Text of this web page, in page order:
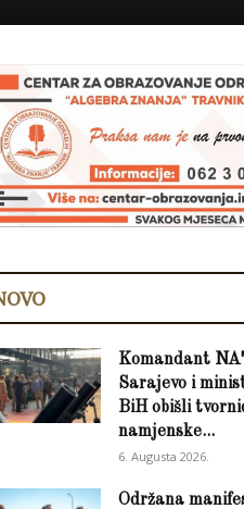
Komandant
Sarajevo i
BiH obišli
namjenske...
6. Augusta 2026.
Održana